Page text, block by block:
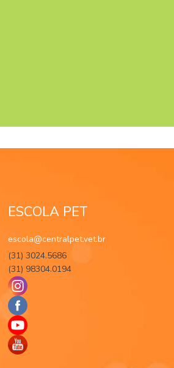
ESCOLA PET
escola@centralpet.vet.br
(31) 3024.5686
(31) 98304.0194